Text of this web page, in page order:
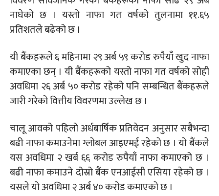
नाघेको छ । यस्तो नाफा गत वर्षको तुलनामा ११.६५
प्रतिशतले बढेको छ ।
यी बैंकहरूले ६ महिनामा २९ अर्ब ५९ करोड रुपैयाँ खुद नाफा
कमाएका छन् । यी बैंकहरूको यस्तो नाफा गत वर्षको सोही
अवधिमा २६ अर्ब ५० करोड रहेको पनि सम्बन्धित बैंकहरूले
जारी गरेको वित्तीय विवरणमा उल्लेख छ ।
चालू आवको पहिलो अर्धबार्षिक प्रतिवेदन अनुसार सबैभन्दा
बढी नाफा कमाउनेमा ग्लोबल आइएमई रहेको छ । यो बैंकले
यस अवधिमा २ खर्ब ६६ करोड रुपैयाँ नाफा कमाएको छ ।
बढी नाफा कमाउने दोस्रो बैंक एनआईसी एसिया रहेको छ ।
यसले यो अवधिमा २ अर्ब ४० करोड कमाएको छ ।